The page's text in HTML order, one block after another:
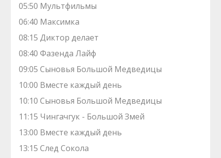
05:50 Мультфильмы
06:40 Максимка
08:15 Диктор делает
08:40 Фазенда Лайф
09:05 Сыновья Большой Медведицы
10:00 Вместе каждый день
10:10 Сыновья Большой Медведицы
11:15 Чингачгук - Большой Змей
13:00 Вместе каждый день
13:15 След Сокола